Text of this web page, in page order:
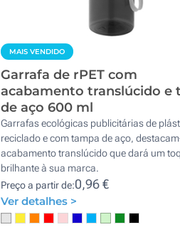
MAIS VENDIDO
Garrafa de rPET com
acabamento translúcido e
de aço 600 ml
Garrafas ecológicas publicitárias de
reciclado e com tampa de aço,
acabamento translúcido que dará um
brilhante à sua marca.
Preço a partir de:0,96 €
Ver detalhes >